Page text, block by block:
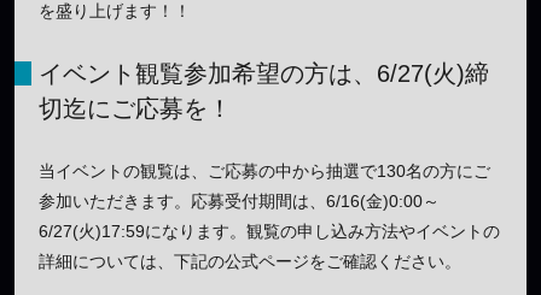
を盛り上げます！！
イベント観覧参加希望の方は、6/27(火)締
切迄にご応募を！
当イベントの観覧は、ご応募の中から抽選で130名の方にご
参加いただきます。応募受付期間は、6/16(金)0:00～
6/27(火)17:59になります。観覧の申し込み方法やイベントの
詳細については、下記の公式ページをご確認ください。